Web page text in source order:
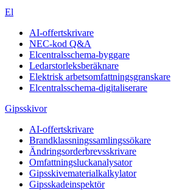
El
AI-offertskrivare
NEC-kod Q&A
Elcentralsschema-byggare
Ledarstorleksberäknare
Elektrisk arbetsomfattningsgranskare
Elcentralsschema-digitaliserare
Gipsskivor
AI-offertskrivare
Brandklassningssamlingssökare
Ändringsorderbrevsskrivare
Omfattningsluckanalysator
Gipsskivematerialkalkylator
Gipsskadeinspektör